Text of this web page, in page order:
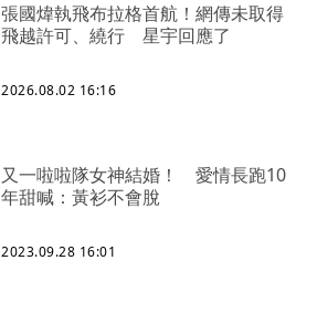
張國煒執飛布拉格首航！網傳未取得
飛越許可、繞行 星宇回應了
2026.08.02 16:16
又一啦啦隊女神結婚！ 愛情長跑10
年甜喊：黃衫不會脫
2023.09.28 16:01